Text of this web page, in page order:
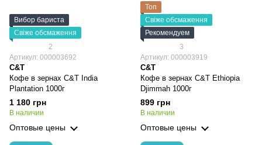
Вибор бариста
Свіже обсмаження
2
Артикул: 000003692
C&T
Кофе в зернах C&T India
Plantation 1000г
1 180 грн
В наличии
Оптовые цены
Топ
Свіже обсмаження
Рекомендуем
3
Артикул: 000003919
C&T
Кофе в зернах C&T Ethiopia
Djimmah 1000г
899 грн
В наличии
Оптовые цены